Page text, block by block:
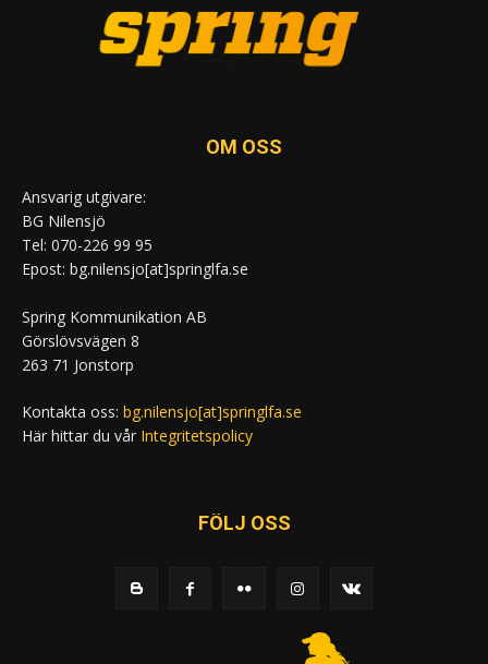
OM OSS
Ansvarig utgivare:
BG Nilensjö
Tel: 070-226 99 95
Epost: bg.nilensjo[at]springlfa.se
Spring Kommunikation AB
Görslövsvägen 8
263 71 Jonstorp
Kontakta oss: bg.nilensjo[at]springlfa.se
Här hittar du vår Integritetspolicy
FÖLJ OSS